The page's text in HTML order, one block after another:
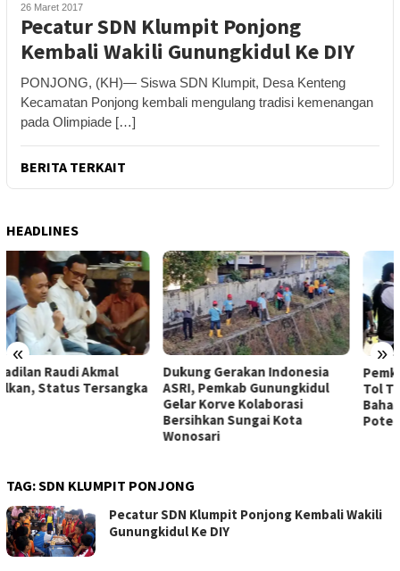
26 Maret 2017
Pecatur SDN Klumpit Ponjong
Kembali Wakili Gunungkidul Ke DIY
PONJONG, (KH)— Siswa SDN Klumpit, Desa Kenteng
Kecamatan Ponjong kembali mengulang tradisi kemenangan
pada Olimpiade […]
BERITA TERKAIT
HEADLINES
« »
Dukung Gerakan Indonesia
ASRI, Pemkab Gunungkidul
Pemkab Gunungkidul Dorong
Tol Tembus Nglanggeran,
Bahas Akses Jalan hingga
Potensi Pariwisata
TAG:SDN KLUMPIT PONJONG
Pecatur SDN Klumpit Ponjong Kembali Wakili
Gunungkidul Ke DIY